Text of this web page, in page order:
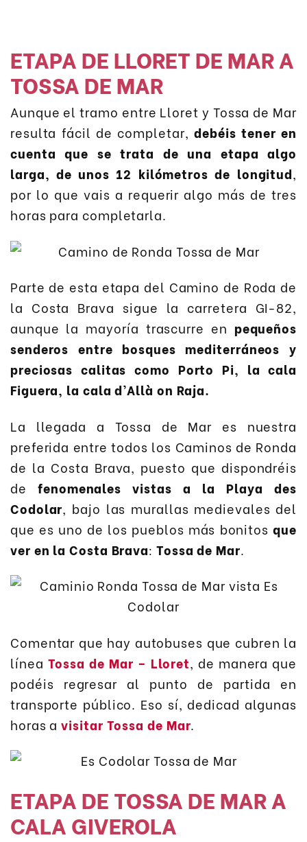
ETAPA DE LLORET DE MAR A
TOSSA DE MAR
Aunque el tramo entre Lloret y Tossa de Mar
resulta fácil de completar,debéis tener en
cuenta que se trata de una etapa algo
larga, de unos 12 kilómetros de longitud,
por lo que vais a requerir algo más de tres
horas para completarla.
Parte de esta etapa del Camino de Roda de
la Costa Brava sigue la carretera GI-82,
aunque la mayoría trascurre en pequeños
senderos entre bosques mediterráneos y
preciosas calitas como Porto Pi, la cala
Figuera, la cala d’Allà on Raja.
La llegada a Tossa de Mar es nuestra
preferida entre todos los Caminos de Ronda
de la Costa Brava, puesto que dispondréis
defenomenales vistas a la Playa des
Codolar, bajo las murallas medievales del
que es uno de los pueblos más bonitosque
ver en la Costa Brava: Tossa de Mar.
Comentar que hay autobuses que cubren la
línea Tossa de Mar – Lloret, de manera que
podéis regresar al punto de partida en
transporte público. Eso sí, dedicad algunas
horas avisitar Tossa de Mar.
ETAPA DE TOSSA DE MAR A
CALA GIVEROLA